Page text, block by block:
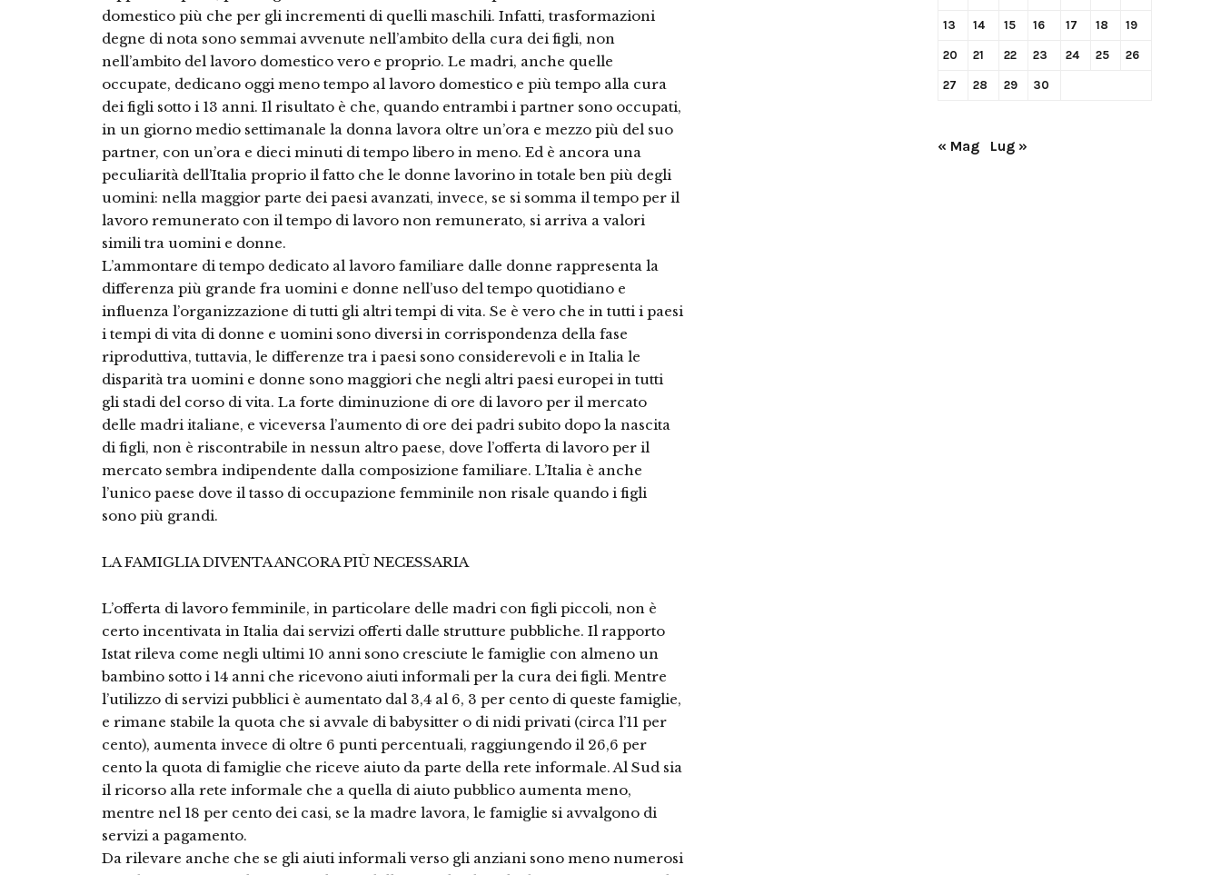
domestico più che per gli incrementi di quelli maschili. Infatti, trasformazioni
degne di nota sono semmai avvenute nell’ambito della cura dei figli, non
nell’ambito del lavoro domestico vero e proprio. Le madri, anche quelle
occupate, dedicano oggi meno tempo al lavoro domestico e più tempo alla cura
dei figli sotto i 13 anni. Il risultato è che, quando entrambi i partner sono occupati,
in un giorno medio settimanale la donna lavora oltre un’ora e mezzo più del suo
partner, con un’ora e dieci minuti di tempo libero in meno. Ed è ancora una
peculiarità dell’Italia proprio il fatto che le donne lavorino in totale ben più degli
uomini: nella maggior parte dei paesi avanzati, invece, se si somma il tempo per il
lavoro remunerato con il tempo di lavoro non remunerato, si arriva a valori
simili tra uomini e donne.
L’ammontare di tempo dedicato al lavoro familiare dalle donne rappresenta la
differenza più grande fra uomini e donne nell’uso del tempo quotidiano e
influenza l’organizzazione di tutti gli altri tempi di vita. Se è vero che in tutti i paesi
i tempi di vita di donne e uomini sono diversi in corrispondenza della fase
riproduttiva, tuttavia, le differenze tra i paesi sono considerevoli e in Italia le
disparità tra uomini e donne sono maggiori che negli altri paesi europei in tutti
gli stadi del corso di vita. La forte diminuzione di ore di lavoro per il mercato
delle madri italiane, e viceversa l’aumento di ore dei padri subito dopo la nascita
di figli, non è riscontrabile in nessun altro paese, dove l’offerta di lavoro per il
mercato sembra indipendente dalla composizione familiare. L’Italia è anche
l’unico paese dove il tasso di occupazione femminile non risale quando i figli
sono più grandi.
LA FAMIGLIA DIVENTA ANCORA PIÙ NECESSARIA
L’offerta di lavoro femminile, in particolare delle madri con figli piccoli, non è
certo incentivata in Italia dai servizi offerti dalle strutture pubbliche. Il rapporto
Istat rileva come negli ultimi 10 anni sono cresciute le famiglie con almeno un
bambino sotto i 14 anni che ricevono aiuti informali per la cura dei figli. Mentre
l’utilizzo di servizi pubblici è aumentato dal 3,4 al 6, 3 per cento di queste famiglie,
e rimane stabile la quota che si avvale di babysitter o di nidi privati (circa l’11 per
cento), aumenta invece di oltre 6 punti percentuali, raggiungendo il 26,6 per
cento la quota di famiglie che riceve aiuto da parte della rete informale. Al Sud sia
il ricorso alla rete informale che a quella di aiuto pubblico aumenta meno,
mentre nel 18 per cento dei casi, se la madre lavora, le famiglie si avvalgono di
servizi a pagamento.
Da rilevare anche che se gli aiuti informali verso gli anziani sono meno numerosi
13 14 15 16 17 18 19
20 21 22 23 24 25 26
27 28 29 30
« Mag Lug »